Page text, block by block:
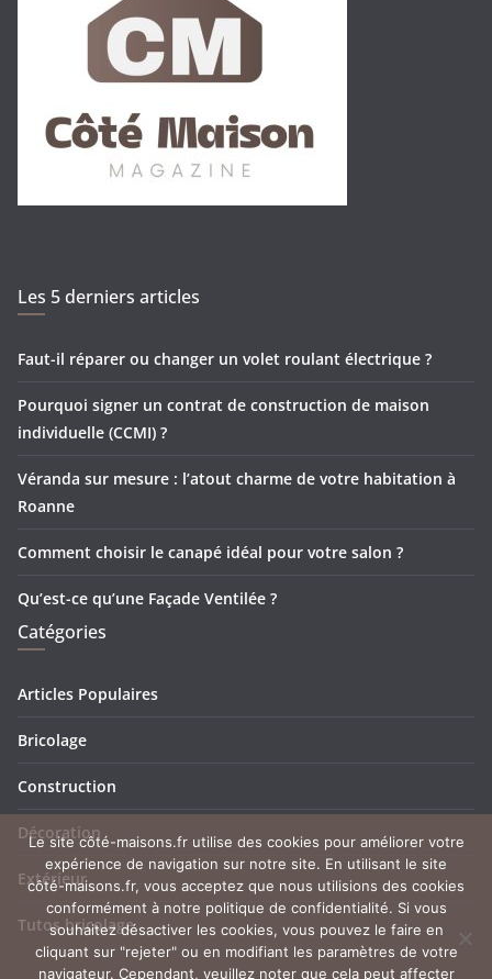
Les 5 derniers articles
Faut-il réparer ou changer un volet roulant électrique ?
Pourquoi signer un contrat de construction de maison
individuelle (CCMI) ?
Véranda sur mesure : l’atout charme de votre habitation à
Roanne
Comment choisir le canapé idéal pour votre salon ?
Qu’est-ce qu’une Façade Ventilée ?
Catégories
Articles Populaires
Bricolage
Construction
Décoration
Extérieur
Tutos bricolage
Le site côté-maisons.fr utilise des cookies pour améliorer votre
expérience de navigation sur notre site. En utilisant le site
côté-maisons.fr, vous acceptez que nous utilisions des cookies
conformément à notre politique de confidentialité. Si vous
souhaitez désactiver les cookies, vous pouvez le faire en
cliquant sur "rejeter" ou en modifiant les paramètres de votre
navigateur. Cependant, veuillez noter que cela peut affecter